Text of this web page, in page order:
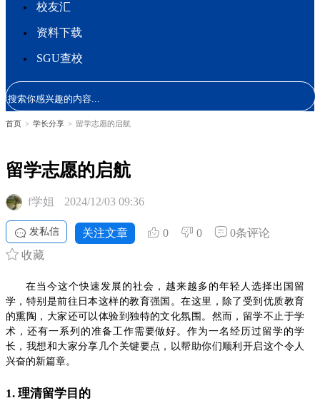
校友汇
资料下载
SGU查校
首页 > 学长分享 > 留学志愿的启航
留学志愿的启航
f学姐 2024/12/03 09:36
发私信 关注文章 0 0
0条评论
收藏
在当今这个快速发展的社会，越来越多的年轻人选择出国留
学，特别是前往日本这样的教育强国。在这里，除了受到优质教育
的熏陶，大家还可以体验到独特的文化氛围。然而，留学不止于学
术，还有一系列的准备工作需要做好。作为一名经历过留学的学
长，我想和大家分享几个关键要点，以帮助你们顺利开启这个令人
兴奋的新篇章。
1. 理清留学目的